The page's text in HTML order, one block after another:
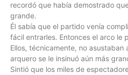
recordó que había demostrado
grande.
Él sabía que el partido venía
fácil entrarles. Entonces el arco le
Ellos, técnicamente, no
arquero se le insinuó aún más
Sintió que los miles de